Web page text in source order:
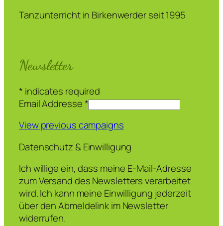
Tanzunterricht in Birkenwerder seit 1995
Newsletter
* indicates required
Email Addresse*
View previous campaigns
Datenschutz & Einwilligung
Ich willige ein, dass meine E-Mail-Adresse
zum Versand des Newsletters verarbeitet
wird. Ich kann meine Einwilligung jederzeit
über den Abmeldelink im Newsletter
widerrufen.